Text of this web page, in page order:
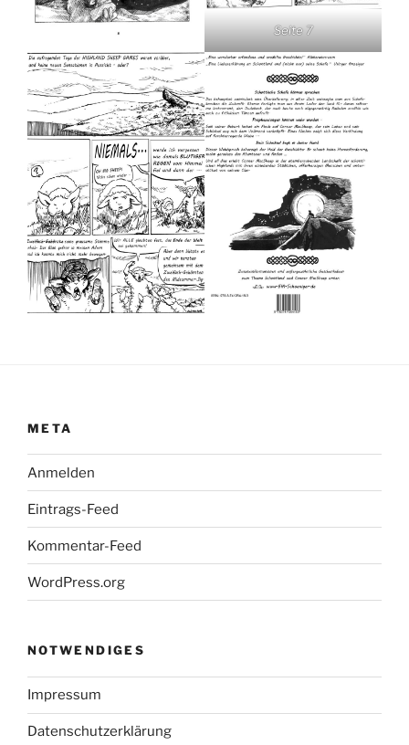
Seite 7
META
Anmelden
Eintrags-Feed
Kommentar-Feed
WordPress.org
NOTWENDIGES
Impressum
Datenschutzerklärung